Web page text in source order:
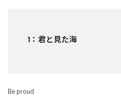
1 ： 君と見た海
Be proud